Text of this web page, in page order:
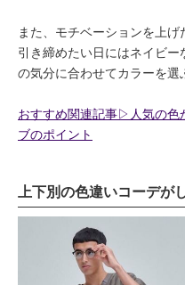
また、モチベーションを上
引き締めたい日にはネイビ
の気分に合わせてカラーを選
おすすめ関連記事▷人気の色
ブのポイント
上下別の色違いコーデが